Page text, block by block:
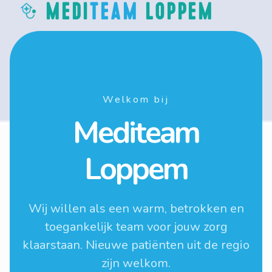
MEDITEAM LOPPEM
Welkom bij
Mediteam
Loppem
Wij willen als een warm, betrokken en
toegankelijk team voor jouw zorg
klaarstaan. Nieuwe patiënten uit de regio
zijn welkom.